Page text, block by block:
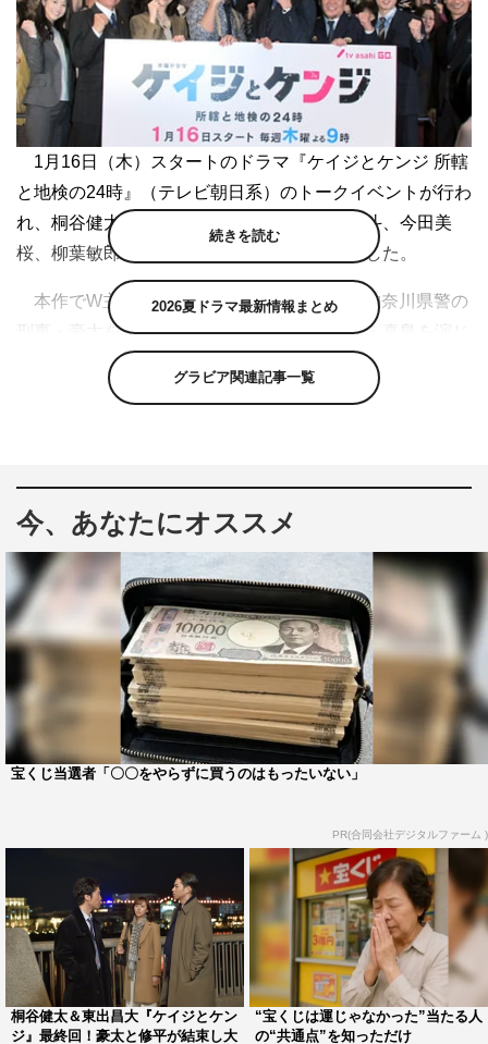
1月16日（木）スタートのドラマ『ケイジとケンジ 所轄
と地検の24時』（テレビ朝日系）のトークイベントが行わ
れ、桐谷健太、東出昌大、比嘉愛未、磯村勇斗、今田美
桜、柳葉敏郎、風間杜夫、福田靖監督が登壇した。
本作でW主演を務める桐谷と東出。桐谷は神奈川県警の
刑事・豪太を、東出は横浜地方検察庁の検事・真島を演じ
桐谷は「スタッフ、キャスト一丸となって、全身全霊で
昨夜撮影が終わり、第1話を見たという東出は「夜中に
興奮して、キャストとプロデューサーさんに長文のメール
を送ってしまいました（笑）」と。桐谷から「巻物みたい
でしたよ」とイジられながらも「自分が出ている作品を褒
めるのは気持ち悪いなって思うんですけど、本当に面白い
なって思って。続きを楽しみにしてほしい」と照れ笑いを
浮かべた。
東出の印象について、桐谷は「2015年に映画で共演し
たら、ずっと頭なでなでしたいと思うくらい。いいところ
は変わってない」と。
いっぽう東出は「桐谷さんはより背中が広く、分厚くな
ったという印象です。共演シーンじゃないところを拝見し
て“こういう幅のあるお芝居をなさっていて、こうやって
物語に説得力を持たせてくださったんだ、やっぱりすごい
続きを読む
2026夏ドラマ最新情報まとめ
グラビア関連記事一覧
今、あなたにオススメ
宝くじ当選者「〇〇をやらずに買うのはもったいない」
PR(合同会社デジタルファーム )
桐谷健太＆東出昌大『ケイジとケン
ジ』最終回！豪太と修平が結束し大
“宝くじは運じゃなかった”当たる人
の“共通点”を知っただけ